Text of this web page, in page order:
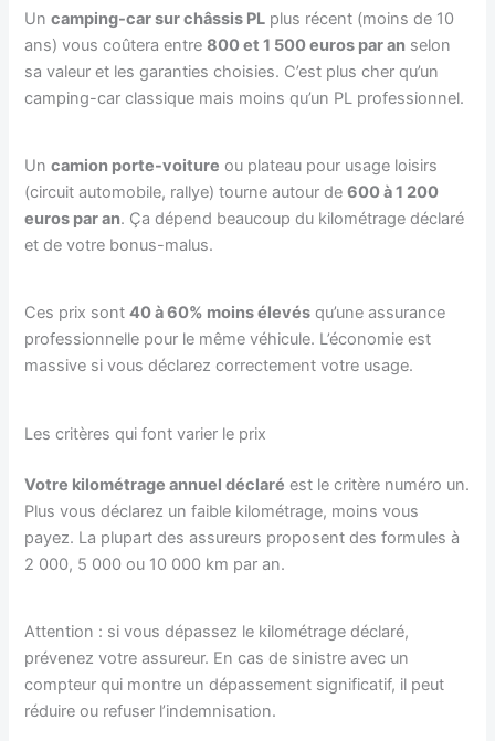
Uncamping-car sur châssis PL plus récent (moins de 10
ans) vous coûtera entre800 et 1 500 euros par an selon
sa valeur et les garanties choisies. C’est plus cher qu’un
camping-car classique mais moins qu’un PL professionnel.
Uncamion porte-voiture ou plateau pour usage loisirs
(circuit automobile, rallye) tourne autour de600 à 1 200
euros par an. Ça dépend beaucoup du kilométrage déclaré
et de votre bonus-malus.
Ces prix sont40 à 60% moins élevés qu’une assurance
professionnelle pour le même véhicule. L’économie est
massive si vous déclarez correctement votre usage.
Les critères qui font varier le prix
Votre kilométrage annuel déclaré est le critère numéro un.
Plus vous déclarez un faible kilométrage, moins vous
payez. La plupart des assureurs proposent des formules à
2 000, 5 000 ou 10 000 km par an.
Attention : si vous dépassez le kilométrage déclaré,
prévenez votre assureur. En cas de sinistre avec un
compteur qui montre un dépassement significatif, il peut
réduire ou refuser l’indemnisation.